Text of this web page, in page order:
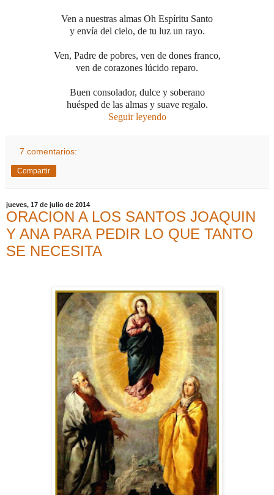
Ven a nuestras almas Oh Espíritu Santo
y envía del cielo, de tu luz un rayo.
Ven, Padre de pobres, ven de dones franco,
ven de corazones lúcido reparo.
Buen consolador, dulce y soberano
huésped de las almas y suave regalo.
Seguir leyendo
7 comentarios:
Compartir
jueves, 17 de julio de 2014
ORACION A LOS SANTOS JOAQUIN
Y ANA PARA PEDIR LO QUE TANTO
SE NECESITA